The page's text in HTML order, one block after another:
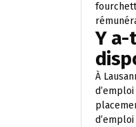
Y a-
À